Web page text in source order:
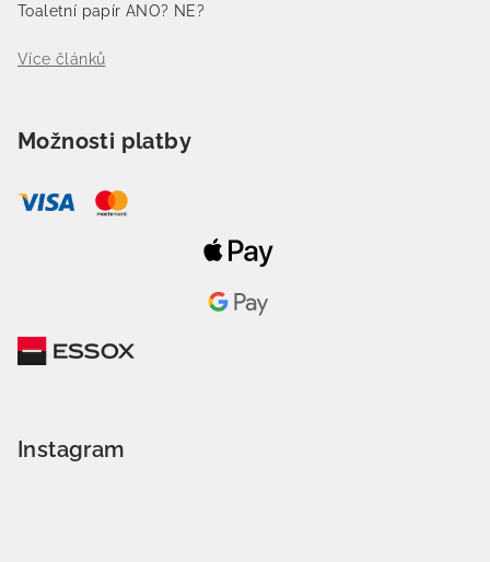
Toaletní papír ANO? NE?
Více článků
Možnosti platby
Instagram